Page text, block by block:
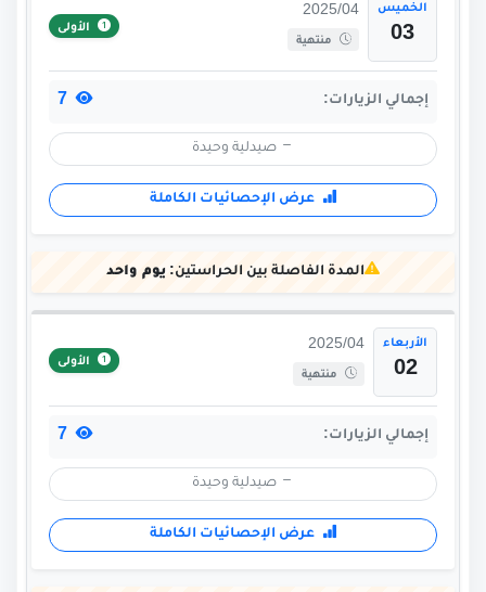
الخميس
03
2025/04
منتهية
الأولى
إجمالي الزيارات:
صيدلية وحيدة
عرض الإحصائيات الكاملة
المدة الفاصلة بين الحراستين: يوم واحد
الأربعاء
02
2025/04
منتهية
الأولى
إجمالي الزيارات:
صيدلية وحيدة
عرض الإحصائيات الكاملة